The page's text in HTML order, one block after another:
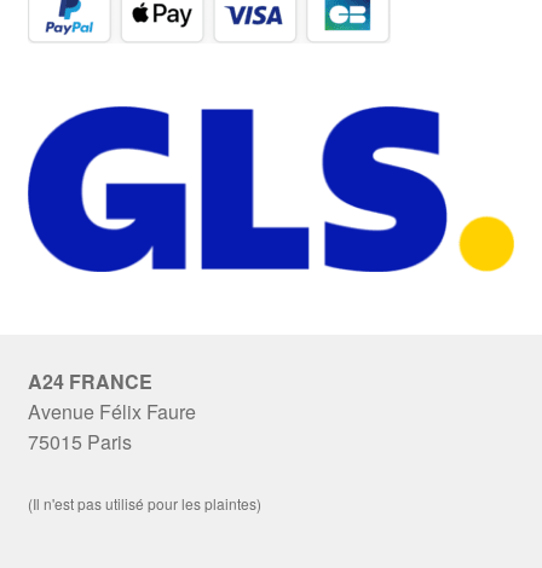
A24 FRANCE
Avenue Félix Faure
75015 Paris
(Il n'est pas utilisé pour les plaintes)